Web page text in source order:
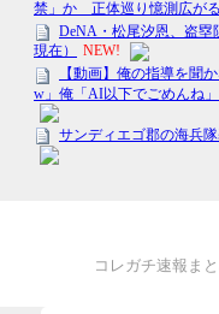
コレガチ速報ま